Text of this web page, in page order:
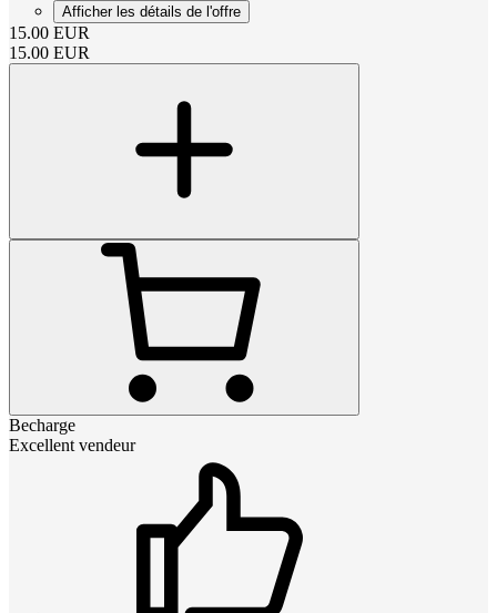
Afficher les détails de l'offre
15.00 EUR
15.00 EUR
Becharge
Excellent vendeur